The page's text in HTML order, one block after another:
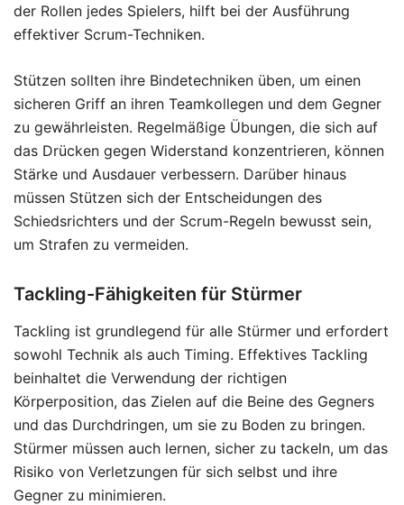
der Rollen jedes Spielers, hilft bei der Ausführung
effektiver Scrum-Techniken.
Stützen sollten ihre Bindetechniken üben, um einen
sicheren Griff an ihren Teamkollegen und dem Gegner
zu gewährleisten. Regelmäßige Übungen, die sich auf
das Drücken gegen Widerstand konzentrieren, können
Stärke und Ausdauer verbessern. Darüber hinaus
müssen Stützen sich der Entscheidungen des
Schiedsrichters und der Scrum-Regeln bewusst sein,
um Strafen zu vermeiden.
Tackling-Fähigkeiten für Stürmer
Tackling ist grundlegend für alle Stürmer und erfordert
sowohl Technik als auch Timing. Effektives Tackling
beinhaltet die Verwendung der richtigen
Körperposition, das Zielen auf die Beine des Gegners
und das Durchdringen, um sie zu Boden zu bringen.
Stürmer müssen auch lernen, sicher zu tackeln, um das
Risiko von Verletzungen für sich selbst und ihre
Gegner zu minimieren.